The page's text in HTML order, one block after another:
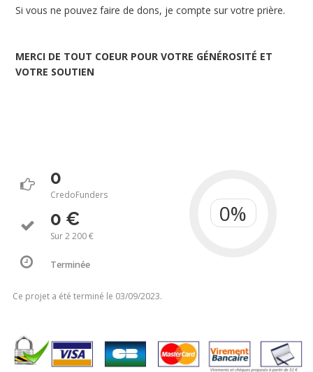
Si vous ne pouvez faire de dons, je compte sur votre prière.
MERCI DE TOUT COEUR POUR VOTRE GÉNÉROSITÉ ET
VOTRE SOUTIEN
0
CredoFunders
0 €
Sur 2 200 €
Terminée
Ce projet a été terminé le 03/09/2023.